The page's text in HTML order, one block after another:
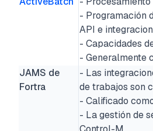
- Programación
API e
- Capacidades
- Generalmente
JAMS de
Fortra
- Las
de trabajos son
- Calificado
- La gestión de